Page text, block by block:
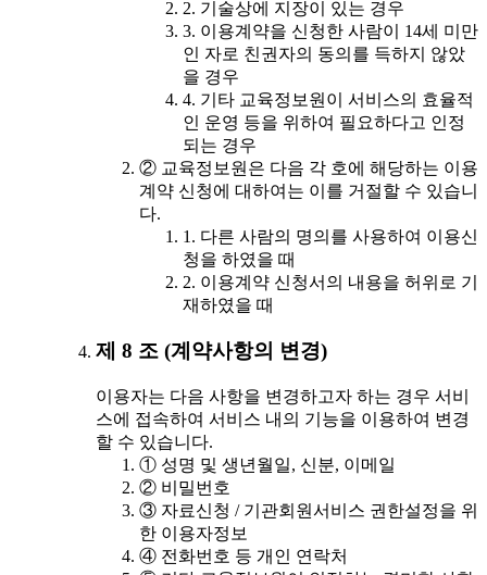
2. 기술상에 지장이 있는 경우
3. 이용계약을 신청한 사람이 14세 미만
인 자로 친권자의 동의를 득하지 않았
을 경우
4. 기타 교육정보원이 서비스의 효율적
인 운영 등을 위하여 필요하다고 인정
되는 경우
② 교육정보원은 다음 각 호에 해당하는 이용
계약 신청에 대하여는 이를 거절할 수 있습니
다.
1. 다른 사람의 명의를 사용하여 이용신
청을 하였을 때
2. 이용계약 신청서의 내용을 허위로 기
재하였을 때
제 8 조 (계약사항의 변경)
이용자는 다음 사항을 변경하고자 하는 경우 서비
스에 접속하여 서비스 내의 기능을 이용하여 변경
할 수 있습니다.
① 성명 및 생년월일, 신분, 이메일
② 비밀번호
③ 자료신청 / 기관회원서비스 권한설정을 위
한 이용자정보
④ 전화번호 등 개인 연락처